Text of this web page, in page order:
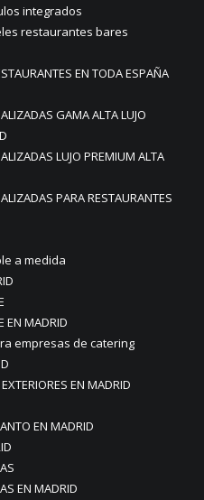
integrados
restaurantes bares
EN TODA ESPAÑA
GAMA ALTA LUJO
LUJO PREMIUM ALTA
PARA RESTAURANTES
a medida
EN MADRID
empresas de catering
EN MADRID
EN MADRID
EN MADRID